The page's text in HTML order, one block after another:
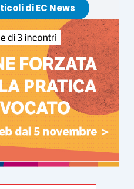
di EC News